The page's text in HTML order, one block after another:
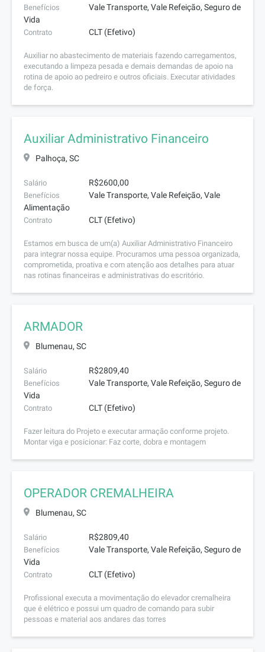
Benefícios
Vale Transporte, Vale Refeição, Seguro de
Vida
Contrato CLT (Efetivo)
Auxiliar no abastecimento de materiais fazendo carregamentos,
executando a limpeza pesada e demais demandas de apoio na
rotina de apoio ao pedreiro e outros oficiais. Executar atividades
de força.
Auxiliar Administrativo Financeiro
Palhoça, SC
Salário R$2600,00
Benefícios
Vale Transporte, Vale Refeição, Vale
Alimentação
Contrato CLT (Efetivo)
Estamos em busca de um(a) Auxiliar Administrativo Financeiro
para integrar nossa equipe. Procuramos uma pessoa organizada,
comprometida, proativa e com atenção aos detalhes para atuar
nas rotinas financeiras e administrativas do escritório.
ARMADOR
Blumenau, SC
Salário R$2809,40
Benefícios
Vale Transporte, Vale Refeição, Seguro de
Vida
Contrato CLT (Efetivo)
Fazer leitura do Projeto e executar armação conforme projeto.
Montar viga e posicionar: Faz corte, dobra e montagem
OPERADOR CREMALHEIRA
Blumenau, SC
Salário R$2809,40
Benefícios
Vale Transporte, Vale Refeição, Seguro de
Vida
Contrato CLT (Efetivo)
Profissional executa a movimentação do elevador cremalheira
que é elétrico e possui um quadro de comando para subir
pessoas e material aos andares das torres